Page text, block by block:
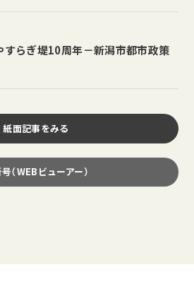
すらぎ堤10周年－新潟市都市政策
紙面記事をみる
（WEBビューアー）